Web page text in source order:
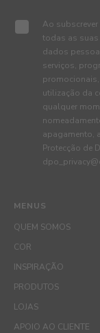
MENUS
QUEM SOMOS
COR
INSPIRAÇÃO
PRODUTOS
LOJAS
APOIO AO CLIENTE
Ao
todas as
dados
serviços,
utilização da
qualquer
apagamento,
Protecção de